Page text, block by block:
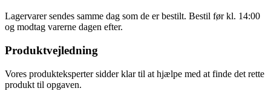
Lagervarer sendes samme dag som de er bestilt. Bestil før kl. 14:00
og modtag varerne dagen efter.
Produktvejledning
Vores produkteksperter sidder klar til at hjælpe med at finde det rette
produkt til opgaven.